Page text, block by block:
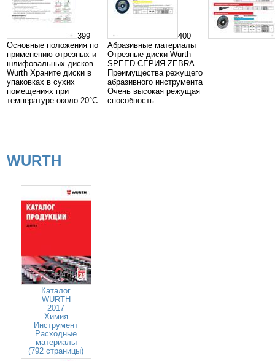
399
Основные положения по
применению отрезных и
шлифовальных дисков
Wurth Храните диски в
упаковках в сухих
помещениях при
температуре около 20°С
400
Абразивные материалы
Отрезные диски Wurth
SPEED СЕРИЯ ZEBRA
Преимущества режущего
абразивного инструмента
Очень высокая режущая
способность
WURTH
Каталог
WURTH
2017
Химия
Инструмент
Расходные
материалы
(792 страницы)